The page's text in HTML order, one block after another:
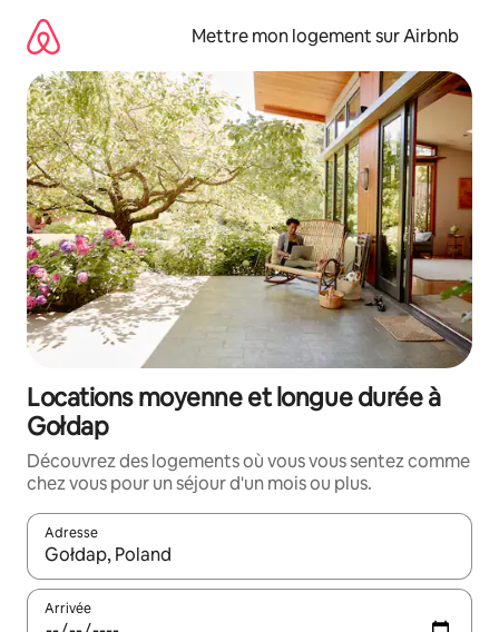
directement
contenu
Mettre mon logement sur Airbnb
Locations moyenne et longue durée à
Gołdap
Découvrez des logements où vous vous sentez comme
chez vous pour un séjour d'un mois ou plus.
Adresse
Lorsque les résultats s'affichent, utilisez les flèches vers le
Arrivée